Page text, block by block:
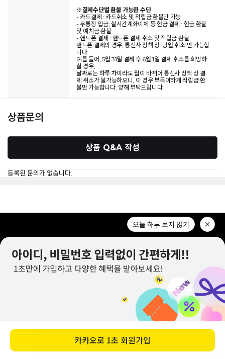
바로 구매하기
※결제수단별 환불 가능한 수단
- 카드결제 : 카드취소 및 적립금 환불만 가능
- 무통장 입금, 실시간계좌이체 등 현금 결제 : 현금 환불
및 예치금 환불
- 핸드폰 결제 : 핸드폰 결제 취소 및 적립금 환불
핸드폰 결제의 경우, 통신사 정책 상 '당월 취소'만 가능합
니다.
예를 들어, 5월 31일 결제 후 6월 1일 결제 취소를 희망하
실 경우,
날짜로는 하루 차이라도 월이 바뀌어 통신사 정책 상 결
제 취소가 불가능하오니, 이 경우 부득이하게 적립금 환
불만 가능합니다. 양해 부탁드립니다.
상품문의
상품 Q&A 작성
등록된 문의가 없습니다.
로그인
회원가입
CUSTOMER CENTER
1644-2309